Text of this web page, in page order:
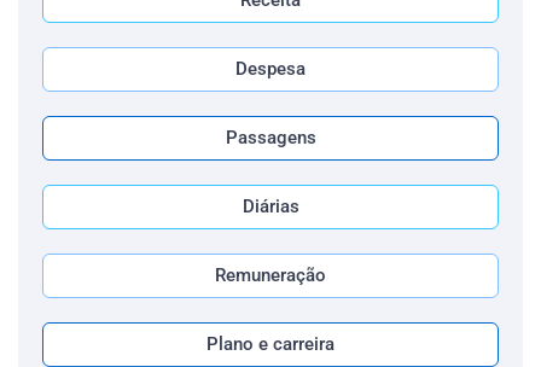
Despesa
Passagens
Diárias
Remuneração
Plano e carreira